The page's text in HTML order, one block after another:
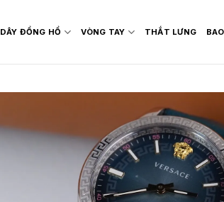
DÂY ĐỒNG HỒ VÒNG TAY THẮT LƯNG